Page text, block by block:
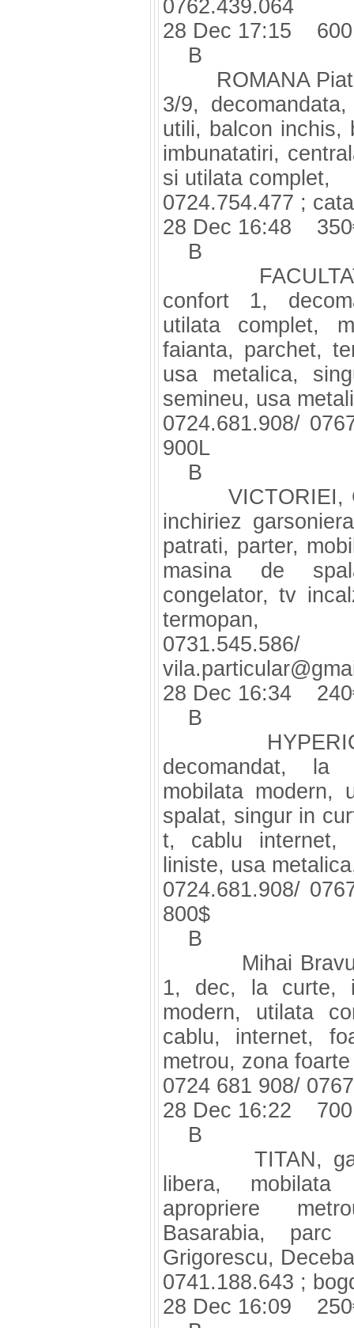
0762.439.064
28 Dec 17:15
B
ROMANA
3/9,
utili, balcon inchis,
imbunatatiri,
si utilata complet,
0724.754.477 ;
28 Dec 16:48
B
confort 1,
utilata complet,
faianta, parchet,
usa metalica,
semineu, usa
0724.681.908/
900L
B
VICTORIEI,
inchiriez
patrati, parter,
masina de
congelator, tv
termopan,
28 Dec 16:34
B
HYPERION
decomandat, la
mobilata modern,
spalat, singur in
t, cablu internet,
liniste, usa
0724.681.908/
800$
B
Mihai Bravu
1, dec, la curte,
modern, utilata
cablu, internet,
metrou, zona
0724 681 908/
28 Dec 16:22
B
TITAN,
libera,
apropriere
Basarabia,
Grigorescu,
0741.188.643 ;
28 Dec 16:09